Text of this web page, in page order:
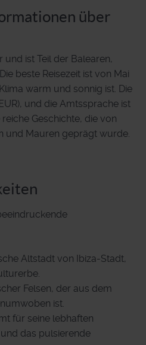
über
ist Teil der Balearen,
beste Reisezeit ist von Mai
warm und sonnig ist. Die
und die Amtssprache ist
Geschichte, die von
und Mauren geprägt wurde.
Altstadt von Ibiza-Stadt,
Felsen, der aus dem
ist.
für seine lebhaften
das pulsierende